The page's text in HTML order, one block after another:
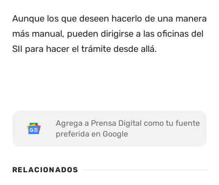
Aunque los que deseen hacerlo de una manera
más manual, pueden dirigirse a las oficinas del
SII para hacer el trámite desde allá.
Agrega a Prensa Digital como tu fuente
preferida en Google
RELACIONADOS